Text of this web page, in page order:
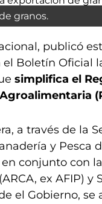
granos.
publicó
Boletín Oficial
simplifica el
a través de la
y Pesca
conjunto con
ex AFIP) y
el Gobierno, se